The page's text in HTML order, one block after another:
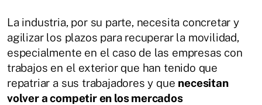
La industria, por su parte, necesita concretar y
agilizar los plazos para recuperar la movilidad,
especialmente en el caso de las empresas con
trabajos en el exterior que han tenido que
repatriar a sus trabajadores y que necesitan
volver a competir en los mercados